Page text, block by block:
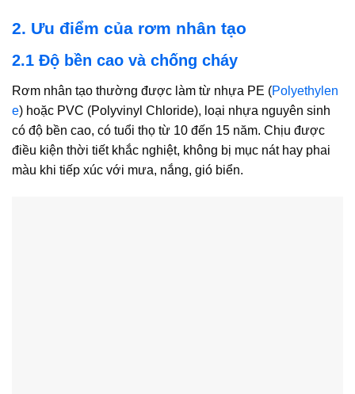
2. Ưu điểm của rơm nhân tạo
2.1 Độ bền cao và chống cháy
Rơm nhân tạo thường được làm từ nhựa PE (Polyethylen
e) hoặc PVC (Polyvinyl Chloride), loại nhựa nguyên sinh
có độ bền cao, có tuổi thọ từ 10 đến 15 năm. Chịu được
điều kiện thời tiết khắc nghiệt, không bị mục nát hay phai
màu khi tiếp xúc với mưa, nắng, gió biển.